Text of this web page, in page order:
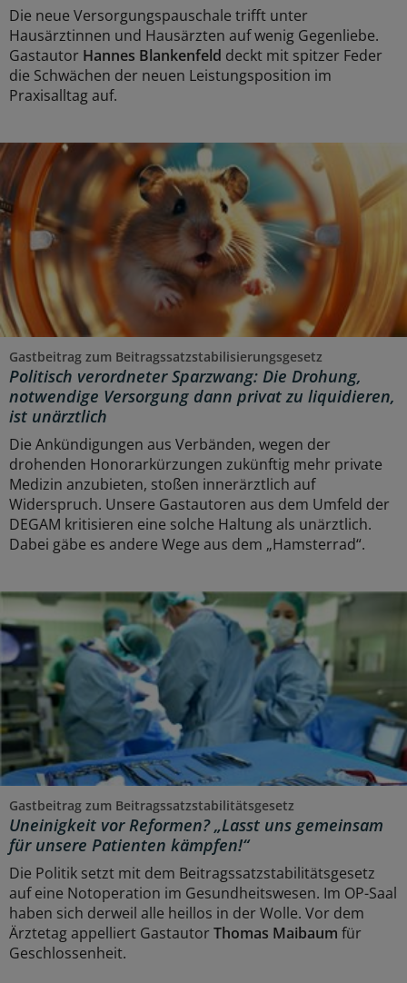
Die neue Versorgungspauschale trifft unter
Hausärztinnen und Hausärzten auf wenig Gegenliebe.
Gastautor Hannes Blankenfeld deckt mit spitzer Feder
die Schwächen der neuen Leistungsposition im
Praxisalltag auf.
Gastbeitrag zum Beitragssatzstabilisierungsgesetz
Politisch verordneter Sparzwang: Die Drohung,
notwendige Versorgung dann privat zu liquidieren,
ist unärztlich
Die Ankündigungen aus Verbänden, wegen der
drohenden Honorarkürzungen zukünftig mehr private
Medizin anzubieten, stoßen innerärztlich auf
Widerspruch. Unsere Gastautoren aus dem Umfeld der
DEGAM kritisieren eine solche Haltung als unärztlich.
Dabei gäbe es andere Wege aus dem „Hamsterrad“.
Gastbeitrag zum Beitragssatzstabilitätsgesetz
Uneinigkeit vor Reformen? „Lasst uns gemeinsam
für unsere Patienten kämpfen!“
Die Politik setzt mit dem Beitragssatzstabilitätsgesetz
auf eine Notoperation im Gesundheitswesen. Im OP-Saal
haben sich derweil alle heillos in der Wolle. Vor dem
Ärztetag appelliert GastautorThomas Maibaum für
Geschlossenheit.